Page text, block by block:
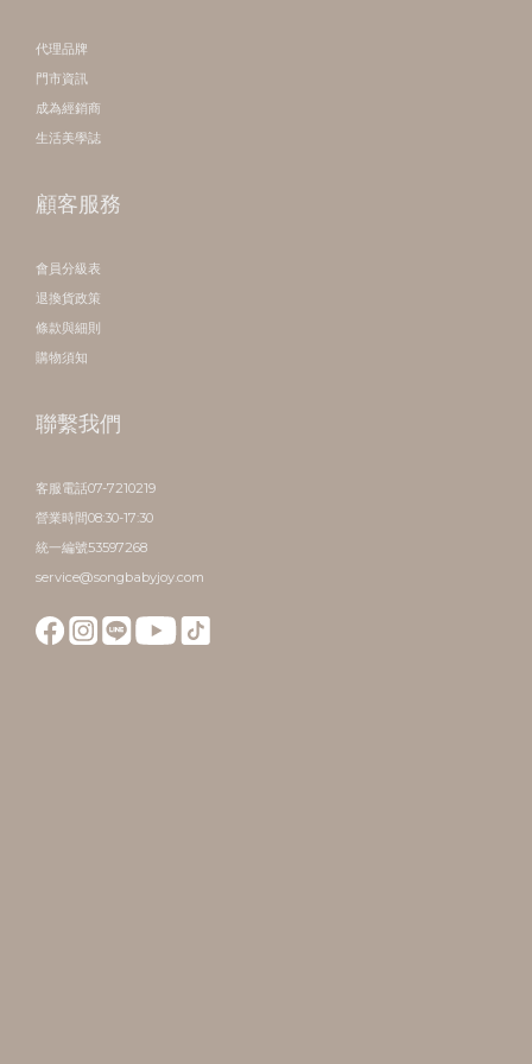
代理品牌
門市資訊
成為經銷商
生活美學誌
顧客服務
會員分級表
退換貨政策
條款與細則
購物須知
聯繫我們
客服電話07-7210219
營業時間08:30-17:30
統一編號53597268
service@songbabyjoy.com